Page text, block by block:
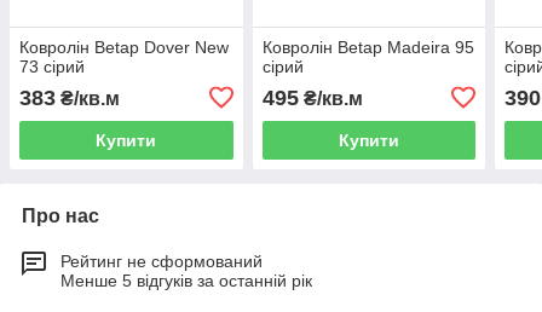
Ковролін Betap Dover New
73 сірий
383 ₴/кв.м
Купити
Ковролін Betap Madeira 95
сірий
495₴/кв.м
Купити
390
Про нас
Рейтинг не сформований
Менше 5 відгуків за останній рік